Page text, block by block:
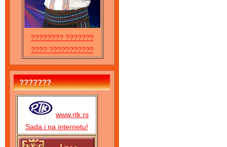
???????? ???????
???? ???????????
???????
www.rtk.rs
Sada i na internetu!